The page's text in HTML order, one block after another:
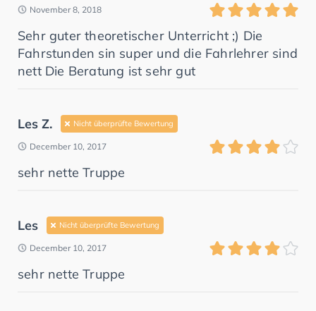
November 8, 2018
Sehr guter theoretischer Unterricht ;) Die
Fahrstunden sin super und die Fahrlehrer sind
nett Die Beratung ist sehr gut
Les Z. Nicht überprüfte Bewertung
December 10, 2017
sehr nette Truppe
Les Nicht überprüfte Bewertung
December 10, 2017
sehr nette Truppe